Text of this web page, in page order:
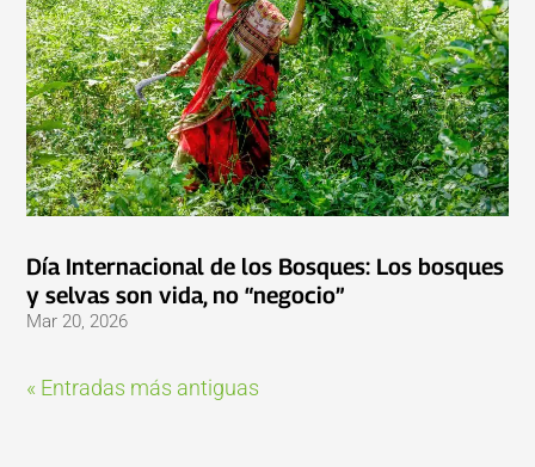
Día Internacional de los Bosques: Los bosques
y selvas son vida, no “negocio”
Mar 20, 2026
« Entradas más antiguas